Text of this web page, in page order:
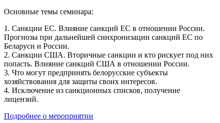
Основные темы семинара:
1. Санкции ЕС. Влияние санкций ЕС в отношении России.
Прогнозы при дальнейшей синхронизации санкций ЕС по
Беларуси и России.
2. Санкции США. Вторичные санкции и кто рискует под них
попасть. Влияние санкций США в отношении России.
3. Что могут предпринять белорусские субъекты
хозяйствования для защиты своих интересов.
4. Исключение из санкционных списков, получение
лицензий.
Подробнее о мероприятии